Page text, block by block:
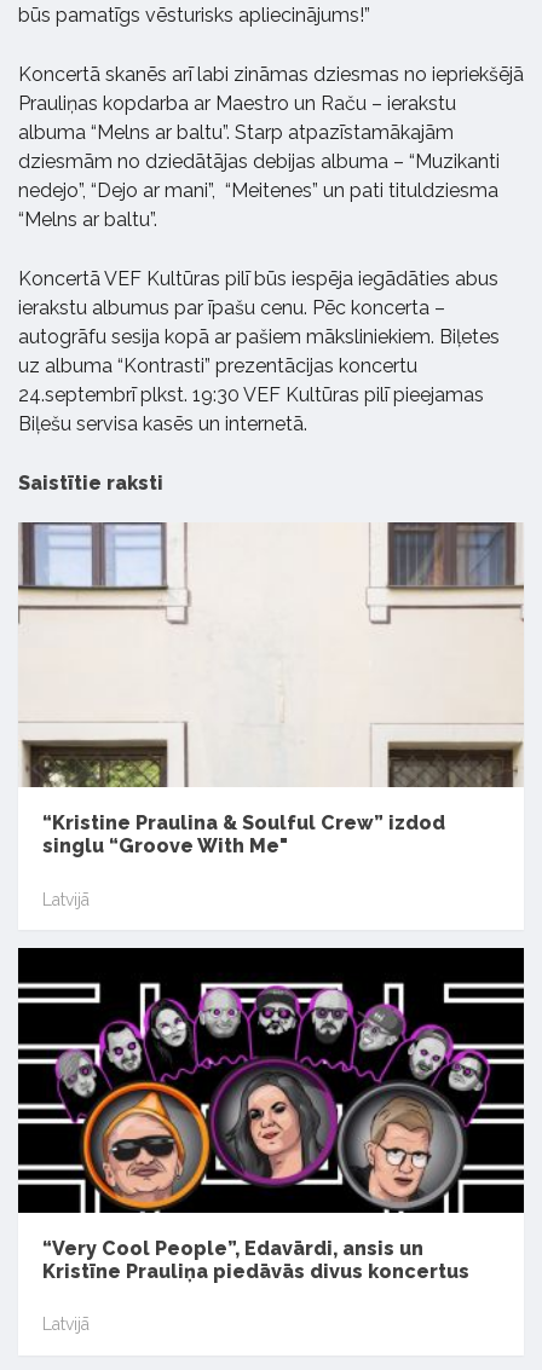
būs pamatīgs vēsturisks apliecinājums!”
Koncertā skanēs arī labi zināmas dziesmas no iepriekšējā
Prauliņas kopdarba ar Maestro un Raču – ierakstu
albuma “Melns ar baltu”. Starp atpazīstamākajām
dziesmām no dziedātājas debijas albuma – “Muzikanti
nedejo”, “Dejo ar mani”, “Meitenes” un pati tituldziesma
“Melns ar baltu”.
Koncertā VEF Kultūras pilī būs iespēja iegādāties abus
ierakstu albumus par īpašu cenu. Pēc koncerta –
autogrāfu sesija kopā ar pašiem māksliniekiem. Biļetes
uz albuma “Kontrasti” prezentācijas koncertu
24.septembrī plkst. 19:30 VEF Kultūras pilī pieejamas
Biļešu servisa kasēs un internetā.
Saistītie raksti
“Kristine Praulina & Soulful Crew” izdod
singlu “Groove With Me"
Latvijā
“Very Cool People”, Edavārdi, ansis un
Kristīne Prauliņa piedāvās divus koncertus
Latvijā